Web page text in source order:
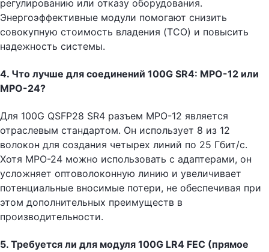
регулированию или отказу оборудования.
Энергоэффективные модули помогают снизить
совокупную стоимость владения (TCO) и повысить
надежность системы.
4. Что лучше для соединений 100G SR4: MPO-12 или
MPO-24?
Для 100G QSFP28 SR4 разъем MPO-12 является
отраслевым стандартом. Он использует 8 из 12
волокон для создания четырех линий по 25 Гбит/с.
Хотя MPO-24 можно использовать с адаптерами, он
усложняет оптоволоконную линию и увеличивает
потенциальные вносимые потери, не обеспечивая при
этом дополнительных преимуществ в
производительности.
5. Требуется ли для модуля 100G LR4 FEC (прямое